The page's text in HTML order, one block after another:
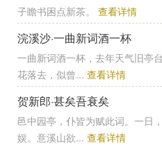
子瞻书困点新茶。 查看详情
浣溪沙·一曲新词酒一杯
一曲新词酒一杯，去年天气旧亭
花落去，似曾... 查看详情
贺新郎·甚矣吾衰矣
邑中园亭，仆皆为赋此词。一日
娱。意溪山欲... 查看详情